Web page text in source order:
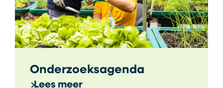
Onderzoeksagenda
Lees meer